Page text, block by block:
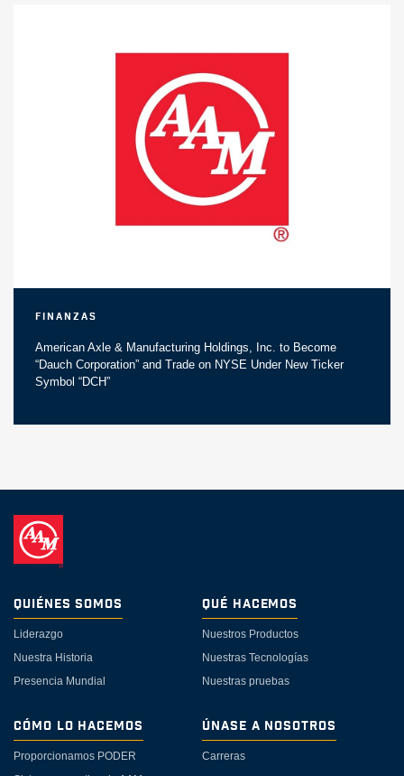
Finanzas
American Axle & Manufacturing Holdings, Inc. to Become
“Dauch Corporation” and Trade on NYSE Under New Ticker
Symbol “DCH”
Quiénes Somos
Liderazgo
Nuestra Historia
Presencia Mundial
Qué Hacemos
Nuestros Productos
Nuestras Tecnologías
Nuestras pruebas
Cómo lo Hacemos
Proporcionamos PODER
Únase a Nosotros
Carreras